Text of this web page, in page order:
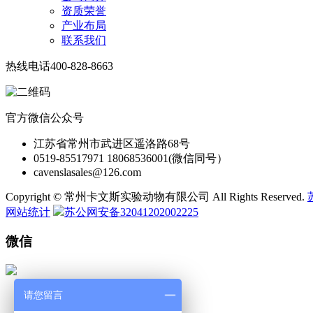
资质荣誉
产业布局
联系我们
热线电话400-828-8663
官方微信公众号
江苏省常州市武进区遥洛路68号
0519-85517971 18068536001(微信同号）
cavenslasales@126.com
Copyright © 常州卡文斯实验动物有限公司 All Rights Reserved.
网站统计
苏公网安备32041202002225
微信
微 信
请您留言